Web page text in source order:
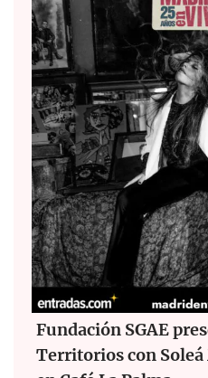
Fundación SGAE
Territorios con